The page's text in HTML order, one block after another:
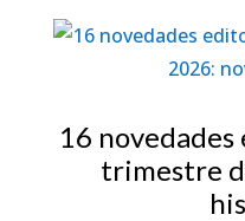
16
trimestre